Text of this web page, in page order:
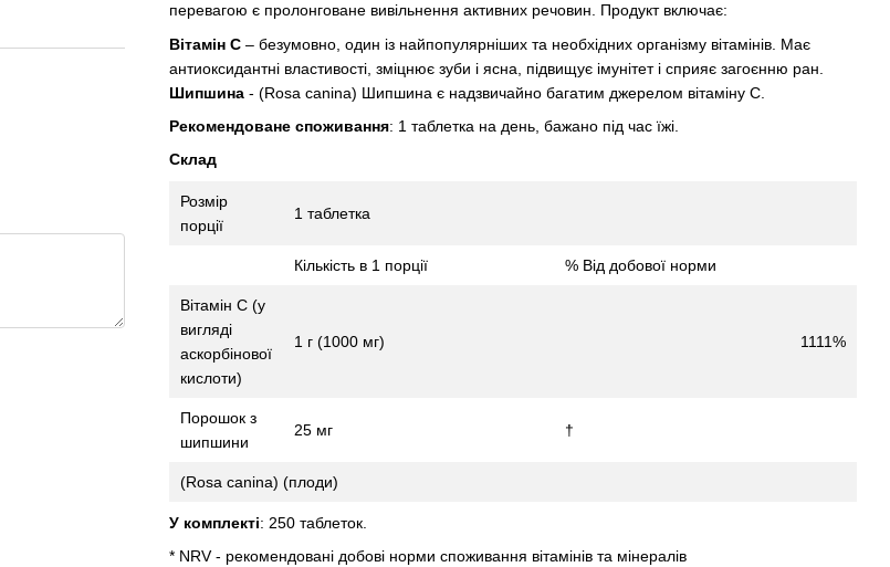
перевагою є пролонговане вивільнення активних речовин. Продукт включає:
Вітамін С – безумовно, один із найпопулярніших та необхідних організму вітамінів. Має
антиоксидантні властивості, зміцнює зуби і ясна, підвищує імунітет і сприяє загоєнню ран.
Шипшина - (Rosa canina) Шипшина є надзвичайно багатим джерелом вітаміну С.
Рекомендоване споживання: 1 таблетка на день, бажано під час їжі.
Склад
Розмір
порції
1 таблетка
Кількість в 1 порції % Від добової норми
Вітамін С (у
вигляді
аскорбінової
кислоти)
1 г (1000 мг) 1111%
Порошок з
шипшини
25 мг †
(Rosa canina) (плоди)
У комплекті: 250 таблеток.
* NRV - рекомендовані добові норми споживання вітамінів та мінералів